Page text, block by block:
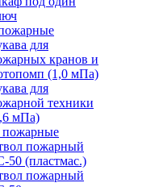
для
кранов и
(1,0 мПа)
для
техники
мПа)
пожарный
50 (пластмас.)
пожарный